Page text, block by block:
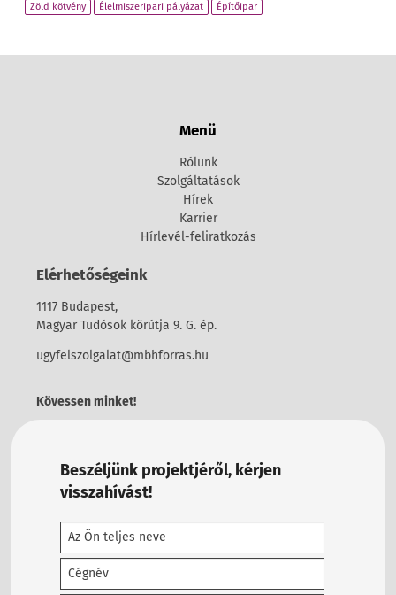
Zöld kötvény
Élelmiszeripari pályázat Építőipar
Menü
Rólunk
Szolgáltatások
Hírek
Karrier
Hírlevél-feliratkozás
Elérhetőségeink
1117 Budapest,
Magyar Tudósok körútja 9. G. ép.
ugyfelszolgalat@mbhforras.hu
Kövessen minket!
Beszéljünk projektjéről, kérjen
visszahívást!